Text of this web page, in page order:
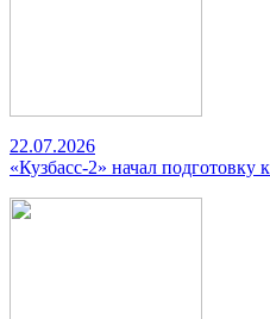
22.07.2026
«Кузбасс-2» начал подготовку